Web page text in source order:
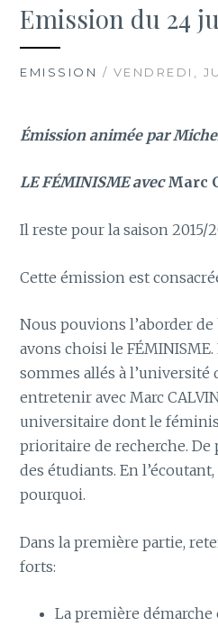
Emission du 24
EMISSION / VENDREDI,
Émission animée par
LE FÉMINISME avecMarc
Il reste pour la saison 2015/
Cette émission est
Nous pouvions l’aborder
avons choisi le FÉMINISME.
sommes allés à l’université
entretenir avec Marc
universitaire dont le
prioritaire de recherche. De
des étudiants. En
pourquoi.
Dans la première partie,
forts:
La première démarche